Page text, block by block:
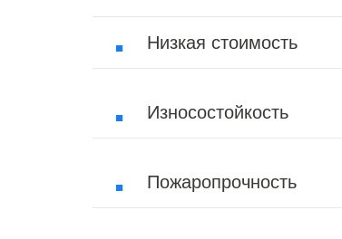
Низкая стоимость
Износостойкость
Пожаропрочность